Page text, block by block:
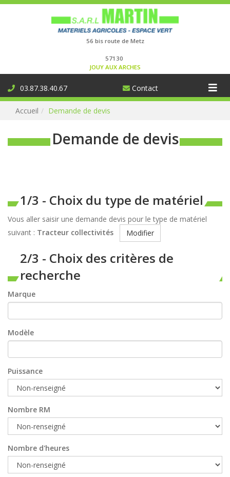
Connexion
56 bis route de Metz
57130
JOUY AUX ARCHES
03.87.38.40.67 Contact
la
Accueil Demande de devis
Demande de devis
1/3 - Choix du type de matériel
Vous aller saisir une demande devis pour le type de matériel
suivant : Tracteur collectivités Modifier
2/3 - Choix des critères de
recherche
Marque
Modèle
Puissance
Nombre RM
Nombre d'heures